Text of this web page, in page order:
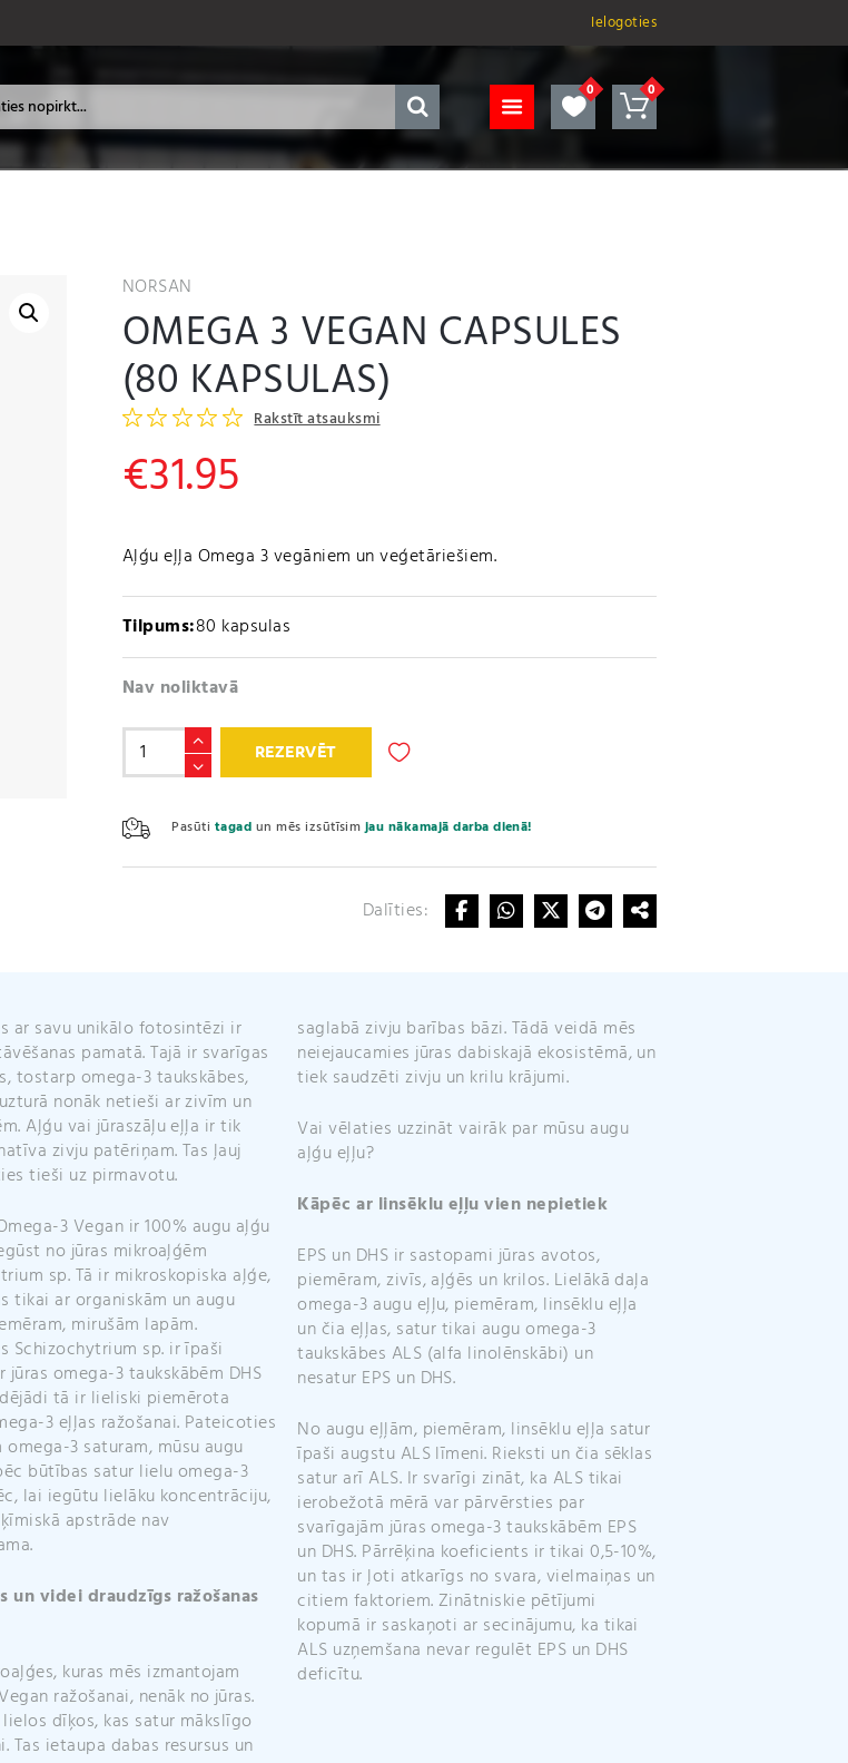
Ielogoties
NORSAN
OMEGA 3 VEGAN CAPSULES
(80 KAPSULAS)
Rakstīt atsauksmi
€31.95
Aļģu eļļa Omega 3 vegāniem un veģetāriešiem.
Tilpums:80 kapsulas
Nav noliktavā
Omega
CAPSULES
(80
KAPSULAS)
REZERVĒT
Pasūti tagad un mēs izsūtīsimjau nākamajā darba dienā!
r
n
t
Dalīties:
ar savu unikālo fotosintēzi ir
pamatā. Tajā ir svarīgas
tostarp omega-3 taukskābes,
nonāk netieši ar zivīm un
Aļģu vai jūraszāļu eļļa ir tik
zivju patēriņam. Tas ļauj
tieši uz pirmavotu.
3 Vegan ir 100% augu aļģu
no jūras mikroaļģēm
sp. Tā ir mikroskopiska aļģe,
tikai ar organiskām un augu
mirušām lapām.
Schizochytrium sp. ir īpaši
jūras omega-3 taukskābēm DHS
tā ir lieliski piemērota
3 eļļas ražošanai. Pateicoties
omega-3 saturam, mūsu augu
būtības satur lielu omega-3
lai iegūtu lielāku koncentrāciju,
apstrāde nav
un videi draudzīgs ražošanas
kuras mēs izmantojam
ražošanai, nenāk no jūras.
lielos dīķos, kas satur mākslīgo
Tas ietaupa dabas resursus un
saglabā zivju barības bāzi. Tādā veidā mēs
neiejaucamies jūras dabiskajā ekosistēmā, un
tiek saudzēti zivju un krilu krājumi.
Vai vēlaties uzzināt vairāk par mūsu augu
aļģu eļļu?
Kāpēc ar linsēklu eļļu vien nepietiek
EPS un DHS ir sastopami jūras avotos,
piemēram, zivīs, aļģēs un krilos. Lielākā daļa
omega-3 augu eļļu, piemēram, linsēklu eļļa
un čia eļļas, satur tikai augu omega-3
taukskābes ALS (alfa linolēnskābi) un
nesatur EPS un DHS.
No augu eļļām, piemēram, linsēklu eļļa satur
īpaši augstu ALS līmeni. Rieksti un čia sēklas
satur arī ALS. Ir svarīgi zināt, ka ALS tikai
ierobežotā mērā var pārvērsties par
svarīgajām jūras omega-3 taukskābēm EPS
un DHS. Pārrēķina koeficients ir tikai 0,5-10%,
un tas ir ļoti atkarīgs no svara, vielmaiņas un
citiem faktoriem. Zinātniskie pētījumi
kopumā ir saskaņoti ar secinājumu, ka tikai
ALS uzņemšana nevar regulēt EPS un DHS
deficītu.